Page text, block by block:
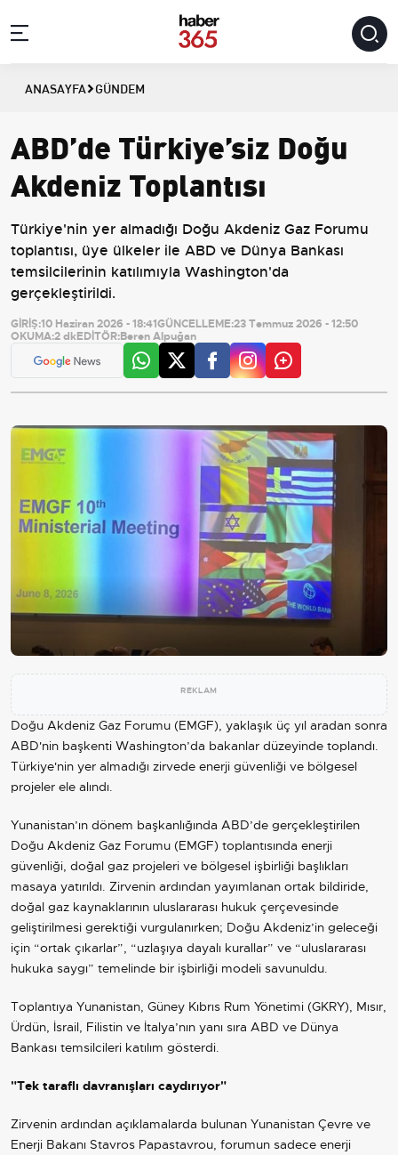
ANASAYFA GÜNDEM
ABD’de Türkiye’siz Doğu
Akdeniz Toplantısı
Türkiye'nin yer almadığı Doğu Akdeniz Gaz Forumu
toplantısı, üye ülkeler ile ABD ve Dünya Bankası
temsilcilerinin katılımıyla Washington'da
gerçekleştirildi.
GİRİŞ:10 Haziran 2026 - 18:41GÜNCELLEME:23 Temmuz 2026 - 12:50
OKUMA:2 dkEDİTÖR:Beren Alpuğan
REKLAM
Doğu Akdeniz Gaz Forumu (EMGF), yaklaşık üç yıl aradan sonra
ABD'nin başkenti Washington’da bakanlar düzeyinde toplandı.
Türkiye'nin yer almadığı zirvede enerji güvenliği ve bölgesel
projeler ele alındı.
Yunanistan’ın dönem başkanlığında ABD’de gerçekleştirilen
Doğu Akdeniz Gaz Forumu (EMGF) toplantısında enerji
güvenliği, doğal gaz projeleri ve bölgesel işbirliği başlıkları
masaya yatırıldı. Zirvenin ardından yayımlanan ortak bildiride,
doğal gaz kaynaklarının uluslararası hukuk çerçevesinde
geliştirilmesi gerektiği vurgulanırken; Doğu Akdeniz’in geleceği
için “ortak çıkarlar”, “uzlaşıya dayalı kurallar” ve “uluslararası
hukuka saygı” temelinde bir işbirliği modeli savunuldu.
Toplantıya Yunanistan, Güney Kıbrıs Rum Yönetimi (GKRY), Mısır,
Ürdün, İsrail, Filistin ve İtalya’nın yanı sıra ABD ve Dünya
Bankası temsilcileri katılım gösterdi.
"Tek taraflı davranışları caydırıyor"
Zirvenin ardından açıklamalarda bulunan Yunanistan Çevre ve
Enerji Bakanı Stavros Papastavrou, forumun sadece enerji